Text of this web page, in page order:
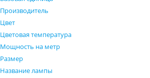
Производитель
Цвет
Цветовая температура
Мощность на метр
Размер
Название лампы